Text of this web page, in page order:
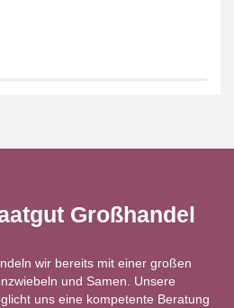
Großhandel
wir bereits mit einer großen
und Samen. Unsere
uns eine kompetente Beratung